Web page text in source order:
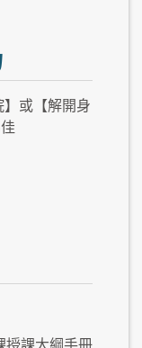
或【解開身
課大綱手冊